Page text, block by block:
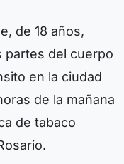
de 18 años,
partes del cuerpo
en la ciudad
de la mañana
de tabaco